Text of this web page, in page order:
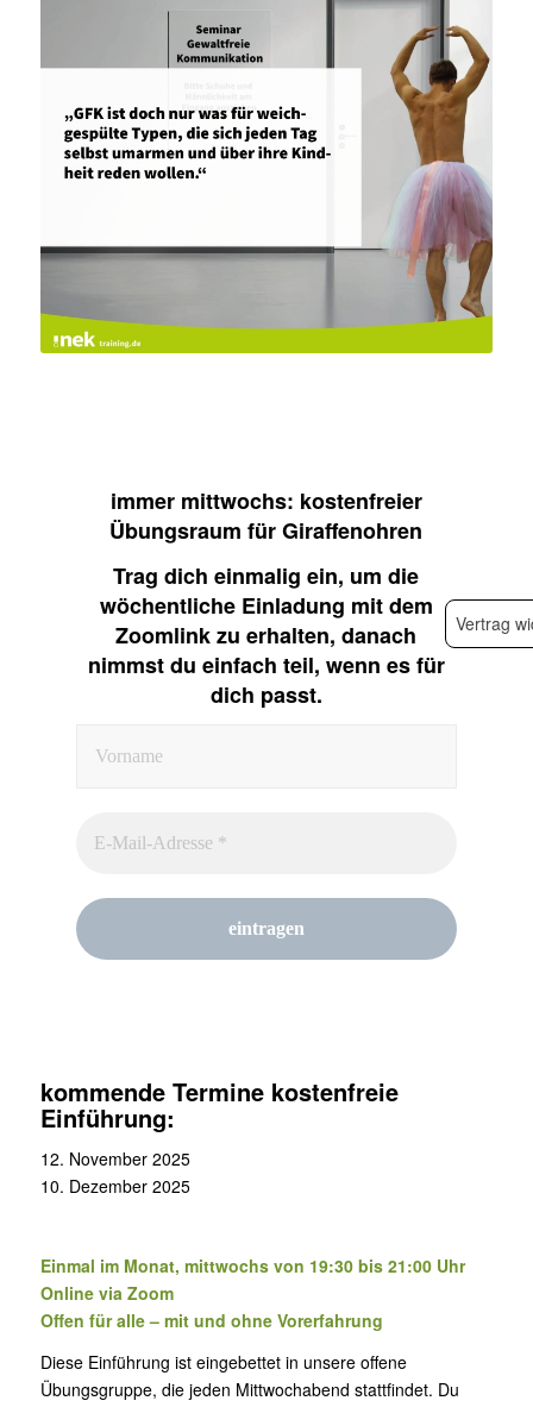
immer mittwochs: kostenfreier
Übungsraum für Giraffenohren
Trag dich einmalig ein, um die
wöchentliche Einladung mit dem
Zoomlink zu erhalten, danach
nimmst du einfach teil, wenn es für
dich passt.
kommende Termine kostenfreie
Einführung:
12. November 2025
10. Dezember 2025
Einmal im Monat, mittwochs von 19:30 bis 21:00 Uhr
Online via Zoom
Offen für alle – mit und ohne Vorerfahrung
Diese Einführung ist eingebettet in unsere offene
Übungsgruppe, die jeden Mittwochabend stattfindet. Du
Vertrag